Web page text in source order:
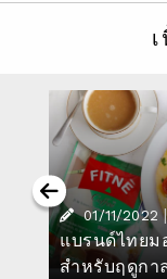
01/11/2022 |
แบรนด์ไทยม
สำหรับฤดูกา